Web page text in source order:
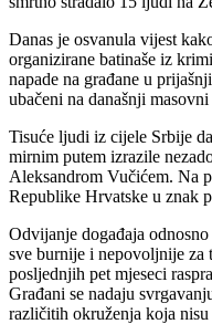
Danas je osvanula vijest
organizirane batinaše iz
napade na građane u
ubačeni na današnji
Tisuće ljudi iz cijele Srbije
mirnim putem izrazile
Aleksandrom Vučićem. Na
Republike Hrvatske u znak
Odvijanje događaja
sve burnije i nepovoljnije za
posljednjih pet mjeseci
Građani se nadaju
različitih okruženja koja